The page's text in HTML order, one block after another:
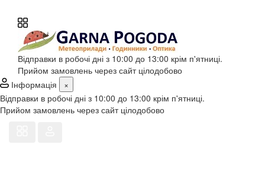
Відправки в робочі дні з 10:00 до 13:00 крім п'ятниці.
Прийом замовлень через сайт цілодобово
Інформація
×
Відправки в робочі дні з 10:00 до 13:00 крім п'ятниці.
Прийом замовлень через сайт цілодобово